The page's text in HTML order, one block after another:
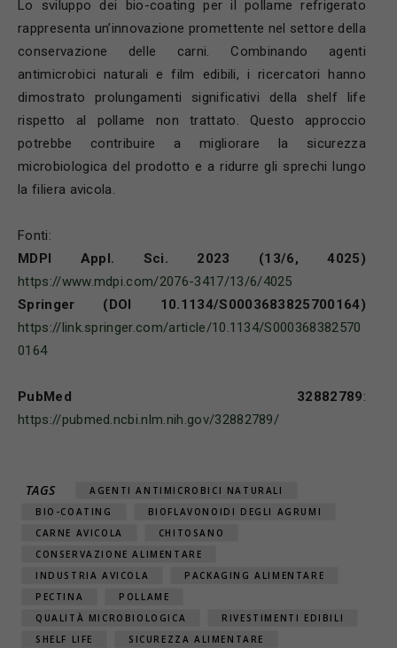
Lo sviluppo dei bio-coating per il pollame refrigerato
rappresenta un’innovazione promettente nel settore della
conservazione delle carni. Combinando agenti
antimicrobici naturali e film edibili, i ricercatori hanno
dimostrato prolungamenti significativi della shelf life
rispetto al pollame non trattato. Questo approccio
potrebbe contribuire a migliorare la sicurezza
microbiologica del prodotto e a ridurre gli sprechi lungo
la filiera avicola.
Fonti:
MDPI Appl. Sci. 2023 (13/6, 4025)
https://www.mdpi.com/2076-3417/13/6/4025
Springer (DOI 10.1134/S0003683825700164)
https://link.springer.com/article/10.1134/S000368382570
0164
PubMed 32882789:
https://pubmed.ncbi.nlm.nih.gov/32882789/
TAGS
AGENTI ANTIMICROBICI NATURALI
BIO-COATING
BIOFLAVONOIDI DEGLI AGRUMI
CARNE AVICOLA
CHITOSANO
CONSERVAZIONE ALIMENTARE
INDUSTRIA AVICOLA
PACKAGING ALIMENTARE
PECTINA
POLLAME
QUALITÀ MICROBIOLOGICA
RIVESTIMENTI EDIBILI
SHELF LIFE
SICUREZZA ALIMENTARE